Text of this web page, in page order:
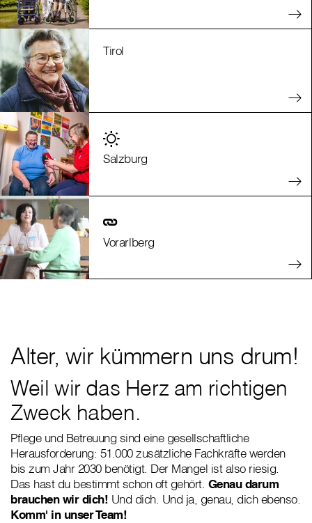
Tirol
Salzburg
Vorarlberg
Alter, wir kümmern uns drum!
Weil wir das Herz am richtigen
Zweck haben.
Pflege und Betreuung sind eine gesellschaftliche
Herausforderung: 51.000 zusätzliche Fachkräfte werden
bis zum Jahr 2030 benötigt. Der Mangel ist also riesig.
Das hast du bestimmt schon oft gehört. Genau darum
brauchen wir dich! Und dich. Und ja, genau, dich ebenso.
Komm' in unser Team!